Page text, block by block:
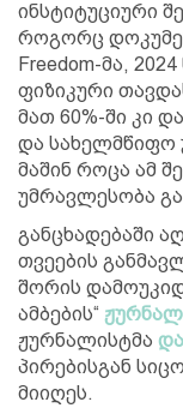
ინსტიტუციური
როგორც
Freedom-მა,
ფიზიკური
მათ 60%-ში კი
და სახელმწიფო
მაშინ როცა ამ
უმრავლესობა
განცხადებაში
თვეების
შორის
ამბების“
ჟურნალისტმა
პირებისგან
მიიღეს.